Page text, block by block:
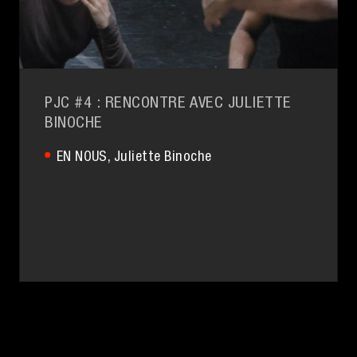
PJC #4 : RENCONTRE AVEC JULIETTE
BINOCHE
EN NOUS, Juliette Binoche